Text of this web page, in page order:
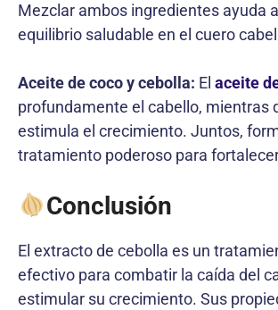
Mezclar ambos ingredientes ayuda
equilibrio saludable en el cuero
Aceite de coco y cebolla: El aceite
profundamente el cabello, mientras
estimula el crecimiento. Juntos,
tratamiento poderoso para
Conclusión
El extracto de cebolla es un
efectivo para combatir la caída del
estimular su crecimiento. Sus